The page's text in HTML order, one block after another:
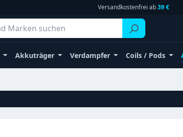
Versandkostenfrei ab39 €
Akkuträger Verdampfer Coils / Pods